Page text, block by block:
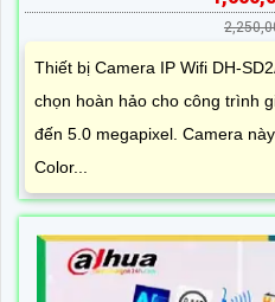
Thiết bị Camera IP Wifi DH-
chọn hoàn hảo cho công trình
đến 5.0 megapixel. Camera
Color...